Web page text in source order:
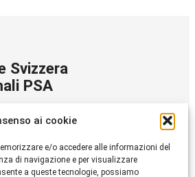
ai cookie
e/o accedere alle informazioni del
di navigazione e per visualizzare
a queste tecnologie, possiamo
Svizzera
PSA
101
510 64 00
animali.com